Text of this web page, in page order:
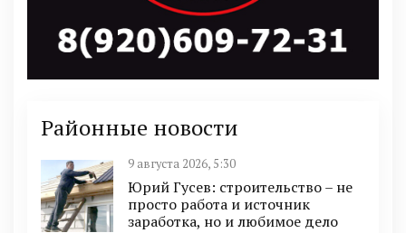
Районные новости
9 августа 2026, 5:30
Юрий Гусев: строительство – не
просто работа и источник
заработка, но и любимое дело